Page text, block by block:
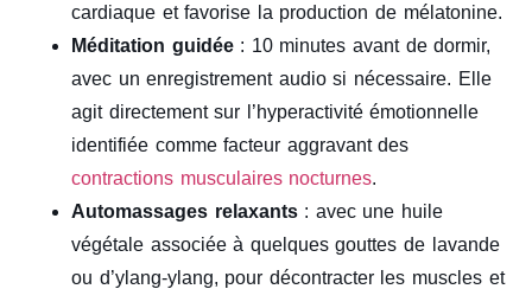
cardiaque et favorise la production de mélatonine.
Méditation guidée: 10 minutes avant de dormir,
avec un enregistrement audio si nécessaire. Elle
agit directement sur l’hyperactivité émotionnelle
identifiée comme facteur aggravant des
contractions musculaires nocturnes.
Automassages relaxants: avec une huile
végétale associée à quelques gouttes de lavande
ou d’ylang-ylang, pour décontracter les muscles et